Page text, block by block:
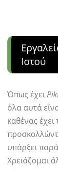
Ιστού
Όπως έχει
όλα αυτά
καθένας έχει
υπάρξει
Χρειάζομαι